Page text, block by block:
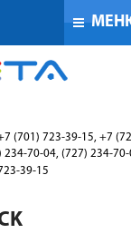
(701) 723-39-15, +7
234-70-04, (727) 234-
39-15